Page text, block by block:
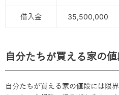
借入金 35,500,000
自分たちが買える家の
自分たちが買える家の値段には限